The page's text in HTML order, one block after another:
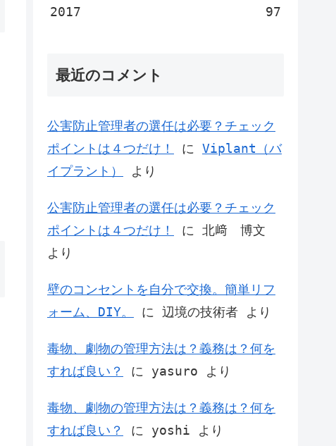
2017 97
最近のコメント
公害防止管理者の選任は必要？チェック
ポイントは４つだけ！
に Viplant（バ
イプラント）
より
公害防止管理者の選任は必要？チェック
ポイントは４つだけ！
に 北﨑 博文
より
壁のコンセントを自分で交換。簡単リフ
ォーム、DIY。
に 辺境の技術者 より
毒物、劇物の管理方法は？義務は？何を
すれば良い？
に yasuro より
毒物、劇物の管理方法は？義務は？何を
すれば良い？
に yoshi より